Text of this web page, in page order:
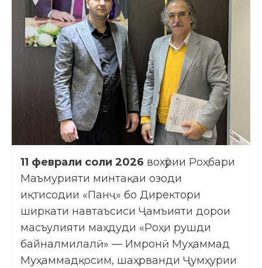
11 феврали соли 2026 вохӯрии Роҳбари
Маъмурияти минтақаи озоди
иқтисодии «Панҷ» бо Директори
ширкати навтаъсиси Ҷамъияти дорои
масъулияти маҳдуди «Роҳи рушди
байналмилалӣ» — Имронӣ Муҳаммад
Муҳаммадқосим, шаҳрванди Ҷумҳурии